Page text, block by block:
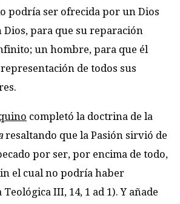
podría ser ofrecida por un Dios
para que su reparación
un hombre, para que él
de todos sus
completó la doctrina de la
resaltando que la Pasión sirvió de
por ser, por encima de todo,
el cual no podría haber
III, 14, 1 ad 1). Y añade